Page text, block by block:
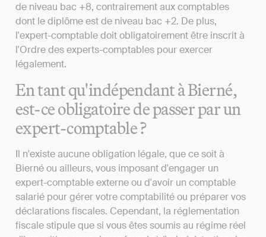
de niveau bac +8, contrairement aux comptables
dont le diplôme est de niveau bac +2. De plus,
l'expert-comptable doit obligatoirement être inscrit à
l'Ordre des experts-comptables pour exercer
légalement.
En tant qu'indépendant à Bierné,
est-ce obligatoire de passer par un
expert-comptable ?
Il n'existe aucune obligation légale, que ce soit à
Bierné ou ailleurs, vous imposant d'engager un
expert-comptable externe ou d'avoir un comptable
salarié pour gérer votre comptabilité ou préparer vos
déclarations fiscales. Cependant, la réglementation
fiscale stipule que si vous êtes soumis au régime réel